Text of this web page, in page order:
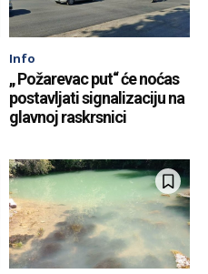
Info
„ Požarevac put“ će noćas
postavljati signalizaciju na
glavnoj raskrsnici